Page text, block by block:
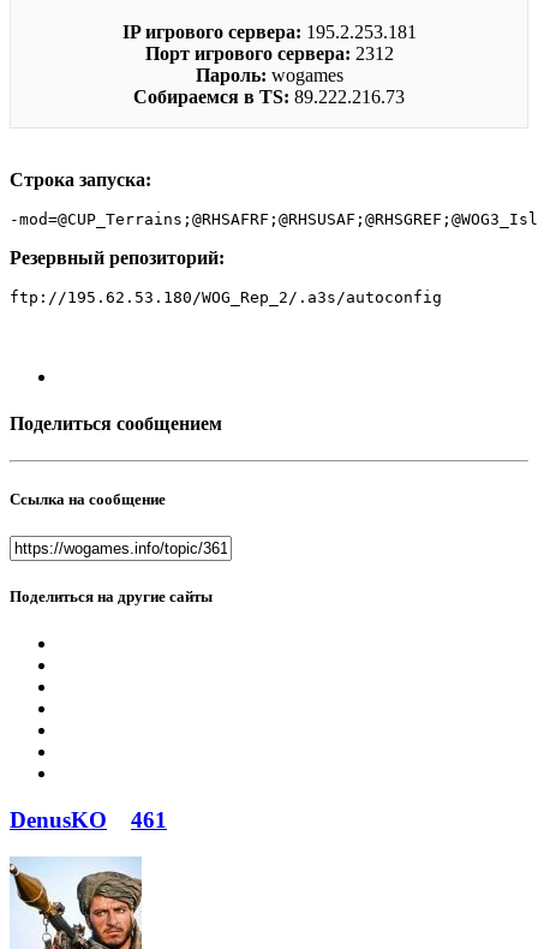
IP игрового сервера: 195.2.253.181
Порт игрового сервера: 2312
Пароль: wogames
Собираемся в TS: 89.222.216.73
Строка запуска:
-mod=@CUP_Terrains ; @RHSAFRF ; @RHSUSAF ; @RHSGREF ;
Резервный репозиторий:
ftp : //195.62.53.180/WOG_Rep_2/.a3s/autoconfig
Поделиться сообщением
Ссылка на сообщение
Поделиться на другие сайты
DenusKO 461